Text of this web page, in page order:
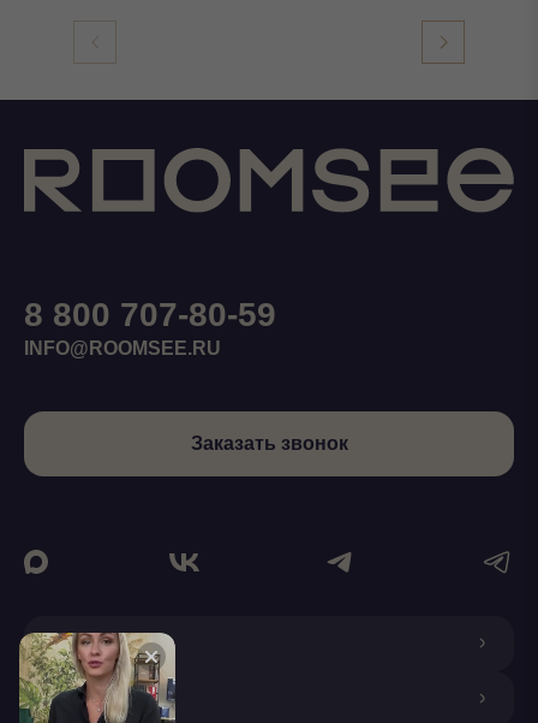
О КОМПАНИИ
ДИЗАЙНЕРАМ
8 800 707-80-59
INFO@ROOMSEE.RU
Заказать звонок